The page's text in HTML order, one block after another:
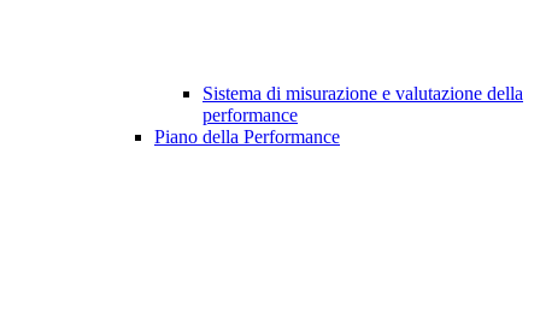
Sistema di misurazione e valutazione della
performance
Piano della Performance